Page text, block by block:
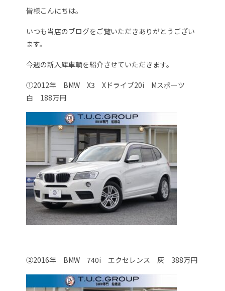
皆様こんにちは。
いつも当店のブログをご覧いただきありがとうござい
ます。
今週の新入庫車輌を紹介させていただきます。
①2012年 BMW X3 Xドライブ20i Mスポーツ
白 188万円
②2016年 BMW 740i エクセレンス 灰 388万円